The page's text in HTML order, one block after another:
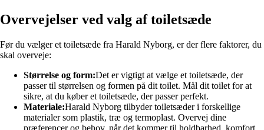
Overvejelser ved valg af toiletsæde
Før du vælger et toiletsæde fra Harald Nyborg, er der flere faktorer, du
skal overveje:
Størrelse og form:Det er vigtigt at vælge et toiletsæde, der
passer til størrelsen og formen på dit toilet. Mål dit toilet for at
sikre, at du køber et toiletsæde, der passer perfekt.
Materiale:Harald Nyborg tilbyder toiletsæder i forskellige
materialer som plastik, træ og termoplast. Overvej dine
præferencer og behov, når det kommer til holdbarhed, komfort